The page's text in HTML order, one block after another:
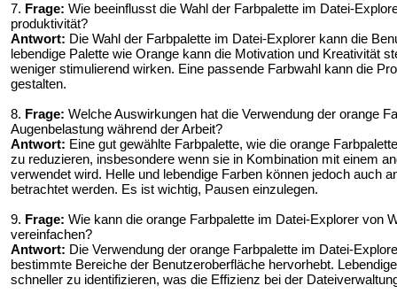
7. Frage: Wie beeinflusst die Wahl der Farbpalette im Datei-
produktivität?
Antwort: Die Wahl der Farbpalette im Datei-Explorer kann die
lebendige Palette wie Orange kann die Motivation und Kreativität
weniger stimulierend wirken. Eine passende Farbwahl kann die
gestalten.
8. Frage: Welche Auswirkungen hat die Verwendung der orange
Augenbelastung während der Arbeit?
Antwort: Eine gut gewählte Farbpalette, wie die orange
zu reduzieren, insbesondere wenn sie in Kombination mit einem
verwendet wird. Helle und lebendige Farben können jedoch auch
betrachtet werden. Es ist wichtig, Pausen einzulegen.
9. Frage: Wie kann die orange Farbpalette im Datei-Explorer von
vereinfachen?
Antwort: Die Verwendung der orange Farbpalette im Datei-
bestimmte Bereiche der Benutzeroberfläche hervorhebt.
schneller zu identifizieren, was die Effizienz bei der